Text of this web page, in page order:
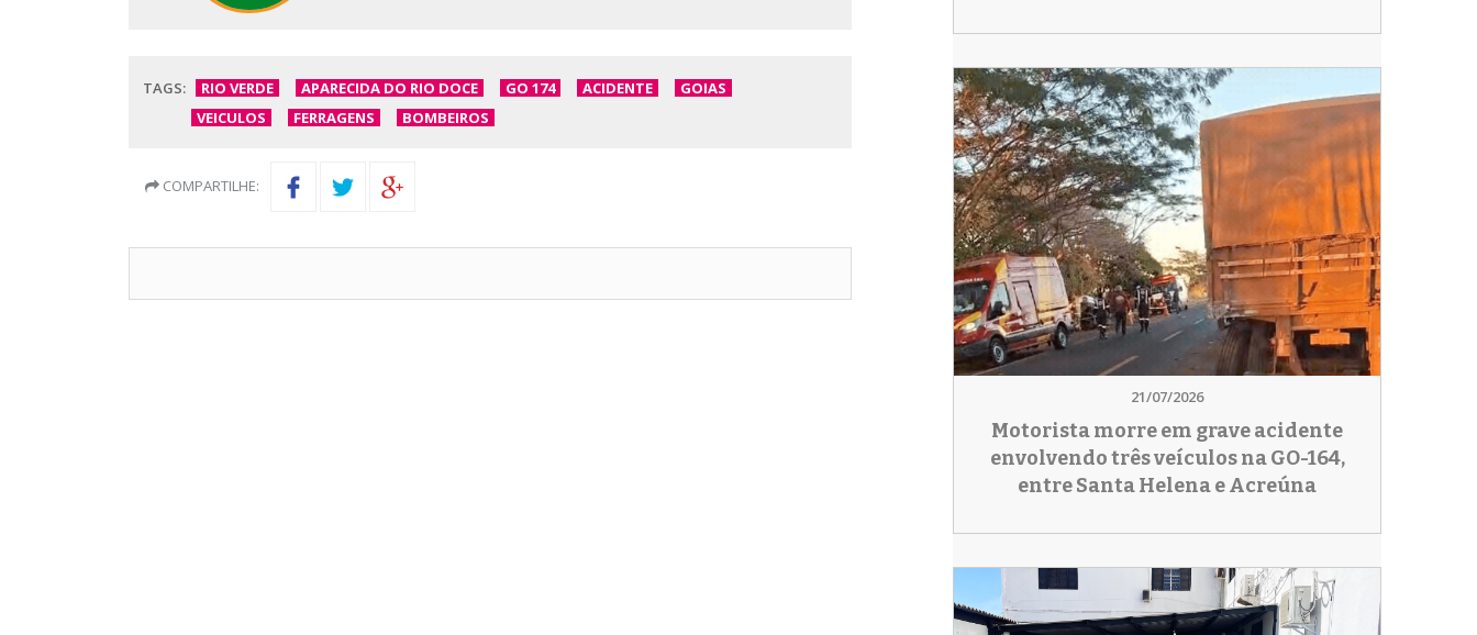
TAGS: RIO VERDE APARECIDA DO RIO DOCE GO 174 ACIDENTE
GOIAS
VEICULOS
FERRAGENS BOMBEIROS
COMPARTILHE:
21/07/2026
Motorista morre em grave acidente
envolvendo três veículos na GO-164,
entre Santa Helena e Acreúna